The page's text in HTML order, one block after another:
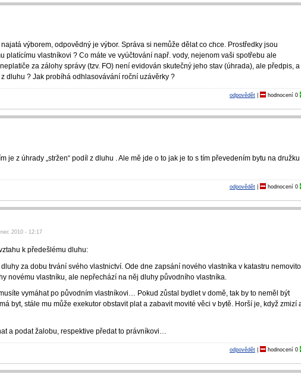
výborem, odpovědný je výbor. Správa si nemůže dělat co chce. Prostředky jsou
platícímu vlastníkovi ? Co máte ve vyúčtování např. vody, nejenom vaši spotřebu ale
za zálohy správy (tzv. FO) není evidován skutečný jeho stav (úhrada), ale předpis, a
dluhu ? Jak probíhá odhlasovávání roční uzávěrky ?
odpovědět| hodnocení 0
je z úhrady „stržen“ podíl z dluhu . Ale mě jde o to jak je to s tím převedením bytu na
odpovědět| hodnocení 0
2010 - 12:17
k předešlému dluhu:
za dobu trvání svého vlastnictví. Ode dne zapsání nového vlastníka v katastru
novému vlastníku, ale nepřechází na něj dluhy původního vlastníka.
vymáhat po původním vlastníkovi… Pokud zůstal bydlet v domě, tak by to neměl být
byt, stále mu může exekutor obstavit plat a zabavit movité věci v bytě. Horší je, když zmizí
a podat žalobu, respektive předat to právníkovi…
odpovědět| hodnocení 0